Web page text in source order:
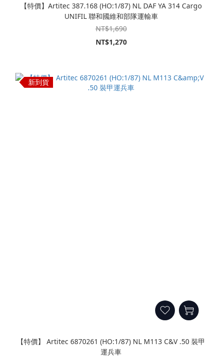
【特價】Artitec 387.168 (HO:1/87) NL DAF YA 314 Cargo
UNIFIL 聯和國維和部隊運輸車
NT$1,690
NT$1,270
新到貨
【特價】 Artitec 6870261 (HO:1/87) NL M113 C&V .50 裝甲
運兵車